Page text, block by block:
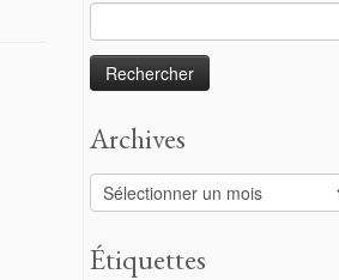
Archives
Archives
Étiquettes